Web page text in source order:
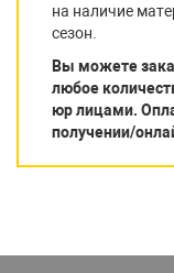
на наличие
сезон.
Вы можете
любое
юр лицами.
получении/